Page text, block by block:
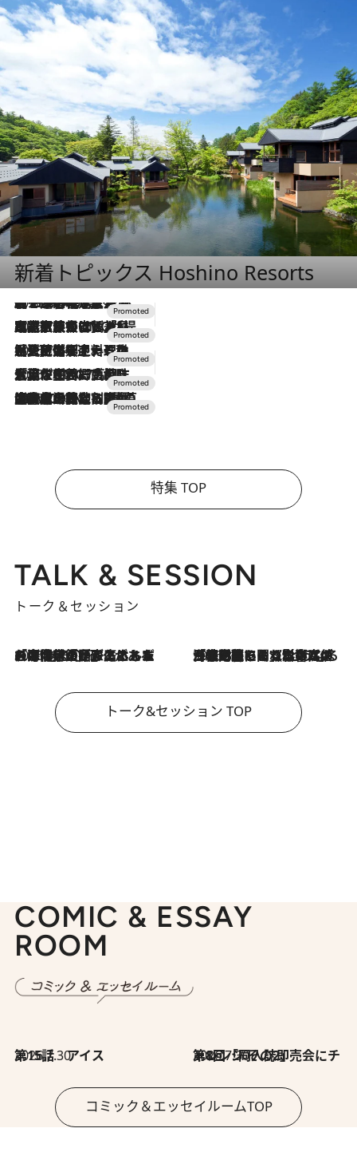
新着トピックス Hoshino Resorts
2026.8.7
【トンボの足水浴】ヒノキの香りに包まれて涼感マックス！約13℃の湧水かけ流しを避暑地「星野温泉 トンボの湯」で体験
2026.7.31
【ホテル帰省】という選択肢をOMOが提案。家族とほどよい距離を保つには「昼は実家、夜は気兼ねなくホテルで！」
2026.7.24
【夏限定ディナーコース】旬を迎える稚鮎や花ズッキーニなどをイタリア・トスカーナの郷土料理の手法で満喫！
2026.7.17
「土佐和ハーブかき氷」がOMO7高知に登場！生姜、山椒、大葉など目にも舌にも涼を呼ぶ郷土の味
2026.7.10
NEW OPEN！【界 草津】名湯の地に誕生。趣の異なる2種の温泉と上州ならではの会席・蕎麦割烹など美食を味わう究極の癒やし旅
特集 TOP
TALK & SESSION
トーク＆セッション
2026.8.3
「今後値上げがあるとすれば…」「リスクがあるのは今年の冬」エネルギー専門家が語る、ホルムズ海峡封鎖が家庭にもたらす“ある心配” 2026.8.3
「住宅建てられない…」「サーチャージ料の高値が続いている」ホルムズ海峡封鎖による影響はいつまで続く？《エネルギー専門家に聞く“どうなる日本の暮らし”》
トーク&セッション TOP
COMIC & ESSAY
ROOM
2026.7.30
第15話 アイス 2026.7.30
第8回「同人誌即売会にチャレンジ その2」
コミック＆エッセイルームTOP